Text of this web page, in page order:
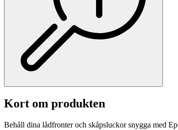
Kort om produkten
Behåll dina lådfronter och skåpsluckor snygga med